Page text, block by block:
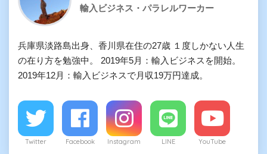
輸入ビジネス・パラレルワーカー
兵庫県淡路島出身、香川県在住の27歳 １度しかない人生
の在り方を勉強中。 2019年5月：輸入ビジネスを開始。
2019年12月：輸入ビジネスで月収19万円達成。
Twitter Facebook Instagram LINE YouTube